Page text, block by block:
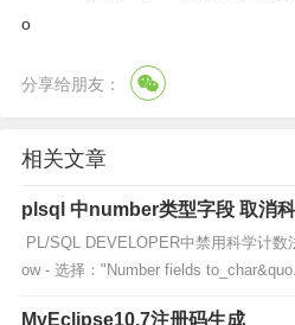
o
分享给朋友：
相关文章
plsql 中number类型字段 取
PL/SQL DEVELOPER中禁用科学计
ow - 选择："Number fields
MyEclipse10.7注册码生成